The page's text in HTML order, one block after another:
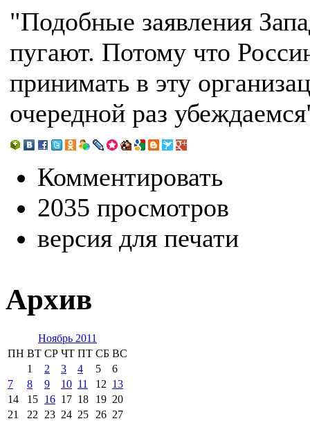
"Подобные заявления
пугают. Потому что
принимать в эту
очередной раз
Комментировать
2035 просмотров
версия для печати
Архив
Ноябрь 2011
ПН ВТ СР ЧТ ПТ СБ ВС
1
2 3 4 5
6
7
8 9 10 11 12 13
14
15 16 17 18 19 20
21
22 23 24 25 26 27